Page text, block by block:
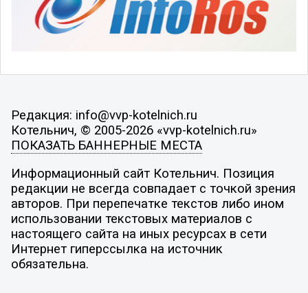
Редакция: info@vvp-kotelnich.ru
Котельнич, © 2005-2026 «vvp-kotelnich.ru»
ПОКАЗАТЬ БАННЕРНЫЕ МЕСТА
Информационный сайт Котельнич. Позиция
редакции не всегда совпадает с точкой зрения
авторов. При перепечатке текстов либо ином
использовании текстовых материалов с
настоящего сайта на иных ресурсах в сети
Интернет гиперссылка на источник
обязательна.